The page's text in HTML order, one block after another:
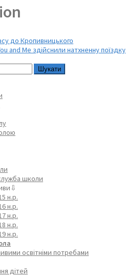
до Кропивницького
and Me здійснили натхненну поїздку
школи
н.р.
н.р.
н.р.
н.р.
н.р.
освітніми потребами
дітей